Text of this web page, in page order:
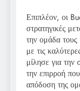
Επιπλέον, οι
στρατηγικές
την ομάδα τους
με τις
μίλησε για
την επιρροή
απόδοση της